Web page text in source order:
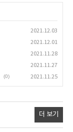
2021.12.03
2021.12.01
2021.11.28
2021.11.27
(0) 2021.11.25
더 보기